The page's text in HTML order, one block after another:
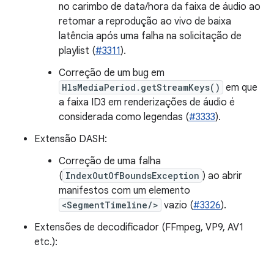
no carimbo de data/hora da faixa de áudio ao
retomar a reprodução ao vivo de baixa
latência após uma falha na solicitação de
playlist (#3311).
Correção de um bug em
HlsMediaPeriod.getStreamKeys() em que
a faixa ID3 em renderizações de áudio é
considerada como legendas (#3333).
Extensão DASH:
Correção de uma falha
( IndexOutOfBoundsException ) ao abrir
manifestos com um elemento
<SegmentTimeline/> vazio (#3326).
Extensões de decodificador (FFmpeg, VP9, AV1
etc.):